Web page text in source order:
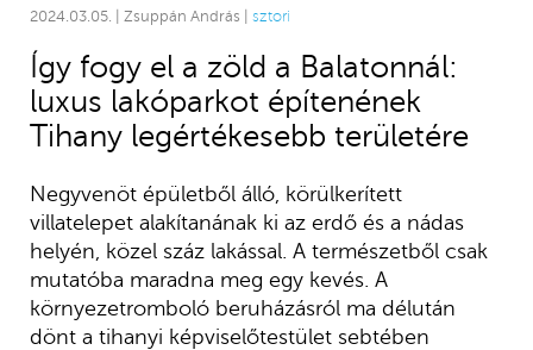
2024.03.05. | Zsuppán András | sztori
Így fogy el a zöld a Balatonnál:
luxus lakóparkot építenének
Tihany legértékesebb területére
Negyvenöt épületből álló, körülkerített
villatelepet alakítanának ki az erdő és a nádas
helyén, közel száz lakással. A természetből csak
mutatóba maradna meg egy kevés. A
környezetromboló beruházásról ma délután
dönt a tihanyi képviselőtestület sebtében